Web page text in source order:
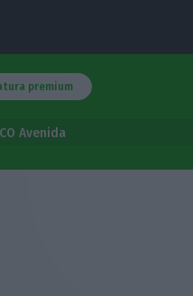
premium
Avenida